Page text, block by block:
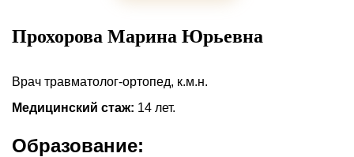
Прохорова Марина Юрьевна
Врач травматолог-ортопед, к.м.н.
Медицинский стаж: 14 лет.
Образование: